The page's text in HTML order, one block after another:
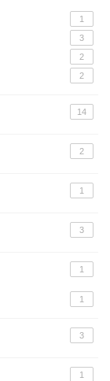
1
3
2
2
14
2
1
3
1
1
3
1